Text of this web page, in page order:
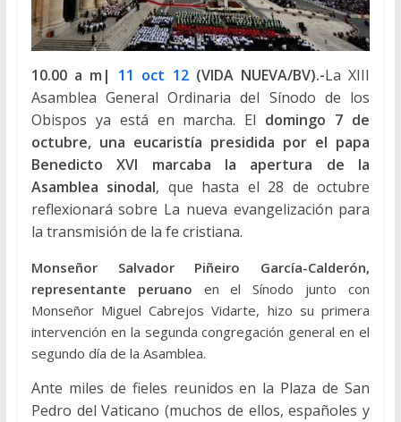
10.00 a m| 11 oct 12(VIDA NUEVA/BV).-La XIII
Asamblea General Ordinaria del Sínodo de los
Obispos ya está en marcha. El domingo 7 de
octubre, una eucaristía presidida por el papa
Benedicto XVI marcaba la apertura de la
Asamblea sinodal, que hasta el 28 de octubre
reflexionará sobre La nueva evangelización para
la transmisión de la fe cristiana.
Monseñor Salvador Piñeiro García-Calderón,
representante peruano en el Sínodo junto con
Monseñor Miguel Cabrejos Vidarte, hizo su primera
intervención en la segunda congregación general en el
segundo día de la Asamblea.
Ante miles de fieles reunidos en la Plaza de San
Pedro del Vaticano (muchos de ellos, españoles y